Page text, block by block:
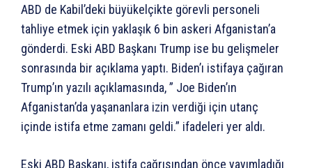
ABD de Kabil’deki büyükelçikte görevli personeli
tahliye etmek için yaklaşık 6 bin askeri Afganistan’a
gönderdi. Eski ABD Başkanı Trump ise bu gelişmeler
sonrasında bir açıklama yaptı. Biden’ı istifaya çağıran
Trump’ın yazılı açıklamasında, ” Joe Biden’ın
Afganistan’da yaşananlara izin verdiği için utanç
içinde istifa etme zamanı geldi.” ifadeleri yer aldı.
Eski ABD Başkanı, istifa çağrısından önce yayımladığı